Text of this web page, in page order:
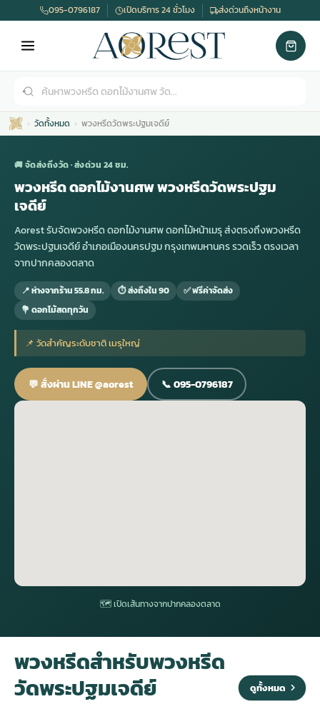
ดอกไม้หน้าศพ
ดอกไม้จัดงานศพ
จัดดอกไม้หน้าศพ
ดอกไม้หน้าหีบ
ดอกไม้หน้างานศพ
ดอกไม้ศพ
ดอกไม้งานศพ กรุงเทพ
พวงหรีด กรุงเทพ
พวงหรีดราคา
สั่งพวงหรีด
ร้านพวงหรีด
ดอกไม้พวงหรีด
พวงหรีดราคาถูก
พวงหรีดดอกไม้สด ราคาถูก
น้าเมรุ
มรุสีขาว
ไม้หน้าเมรุ
กไม้หน้าเมรุ
มรุ ราคาถูก
ระดับเมรุ
ไม้งานแต่ง
ไม้งานแต่ง ราคา
ไม้งานแต่ง ราคาถูก
ไม้งานแต่ง กรุงเทพ
อกไม้งานแต่ง
พวงหรีดพัดลม
พวงหรีดพัดลม ราคา
พวงหรีดพัดลม ราคาถูก
พวงหรีดพัดลม กรุงเทพ
พวงหรีดพัดลม ส่งด่วน
พวงหรีดพัดลม แบบสวยๆ
รับจัดงานศพ
รับจัดงานศพ ราคา
รับจัดงานศพ ครบวงจร
รับจัดงานศพ กรุงเทพ
แพ็คเกจจัดงานศพ
จัดงานศพ ราคาถูก
095-0796187 เปิดบริการ 24 ชั่วโมง ส่งด่วนถึงหน้างาน
วัดทั้งหมด พวงหรีดวัดพระปฐมเจดีย์
🚚 จัดส่งถึงวัด · ส่งด่วน 24 ชม.
พวงหรีด ดอกไม้งานศพ พวงหรีดวัดพระปฐม
เจดีย์
Aorest รับจัดพวงหรีด ดอกไม้งานศพ ดอกไม้หน้าเมรุ ส่งตรงถึงพวงหรีด
วัดพระปฐมเจดีย์ อำเภอเมืองนครปฐม กรุงเทพมหานคร รวดเร็ว ตรงเวลา
จากปากคลองตลาด
📍 ห่างจากร้าน 55.8 กม. ⏱ ส่งถึงใน 90
✅ ฟรีค่าจัดส่ง
💐 ดอกไม้สดทุกวัน
📌 วัดสำคัญระดับชาติ เมรุใหญ่
💬 สั่งผ่าน LINE @aorest 📞 095-0796187
🗺 เปิดเส้นทางจากปากคลองตลาด
พวงหรีดสำหรับพวงหรีด
วัดพระปฐมเจดีย์
ดูทั้งหมด